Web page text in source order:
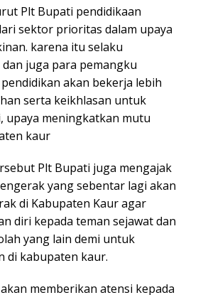
Plt Bupati pendidikaan
sektor prioritas dalam upaya
karena itu selaku
juga para pemangku
akan bekerja lebih
serta keikhlasan untuk
upaya meningkatkan mutu
kaur
Plt Bupati juga mengajak
yang sebentar lagi akan
di Kabupaten Kaur agar
diri kepada teman sejawat dan
yang lain demi untuk
di kabupaten kaur.
memberikan atensi kepada